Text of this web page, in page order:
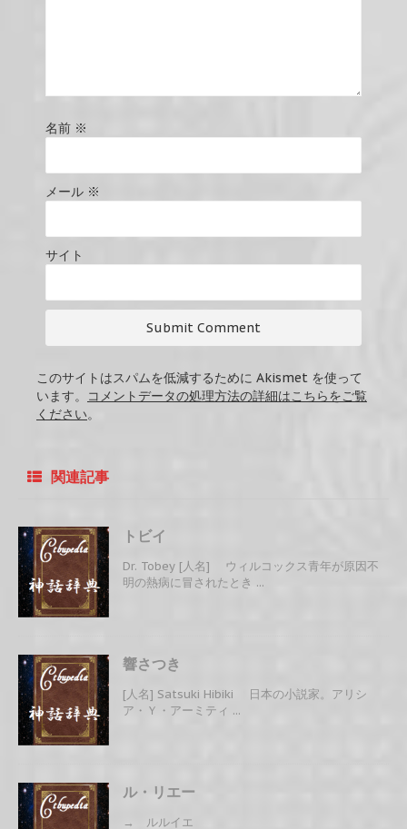
名前 ※
メール ※
サイト
このサイトはスパムを低減するために Akismet を使って
います。
コメントデータの処理方法の詳細はこちらをご覧
ください。
関連記事
トビイ
Dr. Tobey [人名] ウィルコックス青年が原因不
明の熱病に冒されたとき ...
響さつき
[人名] Satsuki Hibiki 日本の小説家。アリシ
ア・Ｙ・アーミティ ...
ル・リエー
→ ルルイエ